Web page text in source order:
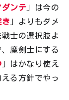
ダンテ 」は今の
き 」よりもダメ
士の選択肢よ
魔剣士にする
」はかなり使え
る方針でやっ